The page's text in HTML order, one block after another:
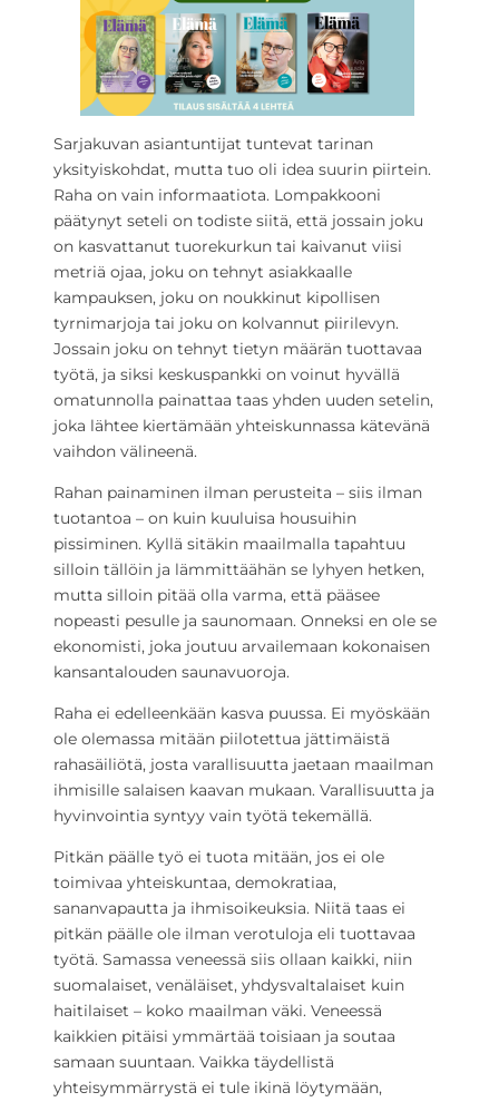
Sarjakuvan asiantuntijat tuntevat tarinan
yksityiskohdat, mutta tuo oli idea suurin piirtein.
Raha on vain informaatiota. Lompakkooni
päätynyt seteli on todiste siitä, että jossain joku
on kasvattanut tuorekurkun tai kaivanut viisi
metriä ojaa, joku on tehnyt asiakkaalle
kampauksen, joku on noukkinut kipollisen
tyrnimarjoja tai joku on kolvannut piirilevyn.
Jossain joku on tehnyt tietyn määrän tuottavaa
työtä, ja siksi keskuspankki on voinut hyvällä
omatunnolla painattaa taas yhden uuden setelin,
joka lähtee kiertämään yhteiskunnassa kätevänä
vaihdon välineenä.
Rahan painaminen ilman perusteita – siis ilman
tuotantoa – on kuin kuuluisa housuihin
pissiminen. Kyllä sitäkin maailmalla tapahtuu
silloin tällöin ja lämmittäähän se lyhyen hetken,
mutta silloin pitää olla varma, että pääsee
nopeasti pesulle ja saunomaan. Onneksi en ole se
ekonomisti, joka joutuu arvailemaan kokonaisen
kansantalouden saunavuoroja.
Raha ei edelleenkään kasva puussa. Ei myöskään
ole olemassa mitään piilotettua jättimäistä
rahasäiliötä, josta varallisuutta jaetaan maailman
ihmisille salaisen kaavan mukaan. Varallisuutta ja
hyvinvointia syntyy vain työtä tekemällä.
Pitkän päälle työ ei tuota mitään, jos ei ole
toimivaa yhteiskuntaa, demokratiaa,
sananvapautta ja ihmisoikeuksia. Niitä taas ei
pitkän päälle ole ilman verotuloja eli tuottavaa
työtä. Samassa veneessä siis ollaan kaikki, niin
suomalaiset, venäläiset, yhdysvaltalaiset kuin
haitilaiset – koko maailman väki. Veneessä
kaikkien pitäisi ymmärtää toisiaan ja soutaa
samaan suuntaan. Vaikka täydellistä
yhteisymmärrystä ei tule ikinä löytymään,